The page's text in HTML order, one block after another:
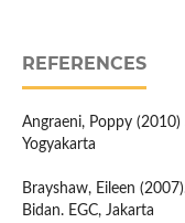
REFERENCES
Angraeni, Poppy
Yogyakarta
Brayshaw, Eileen
Bidan. EGC, Jakarta